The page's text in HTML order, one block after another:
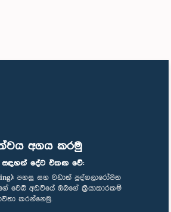
අගය කරමු
දේට එකඟ වේ:
පහසු සහ වඩාත් පුද්ගලාරෝපිත
වෙබ් අඩවියේ ඔබගේ ක්‍රියාකාරකම්
කරන්නෙමු.